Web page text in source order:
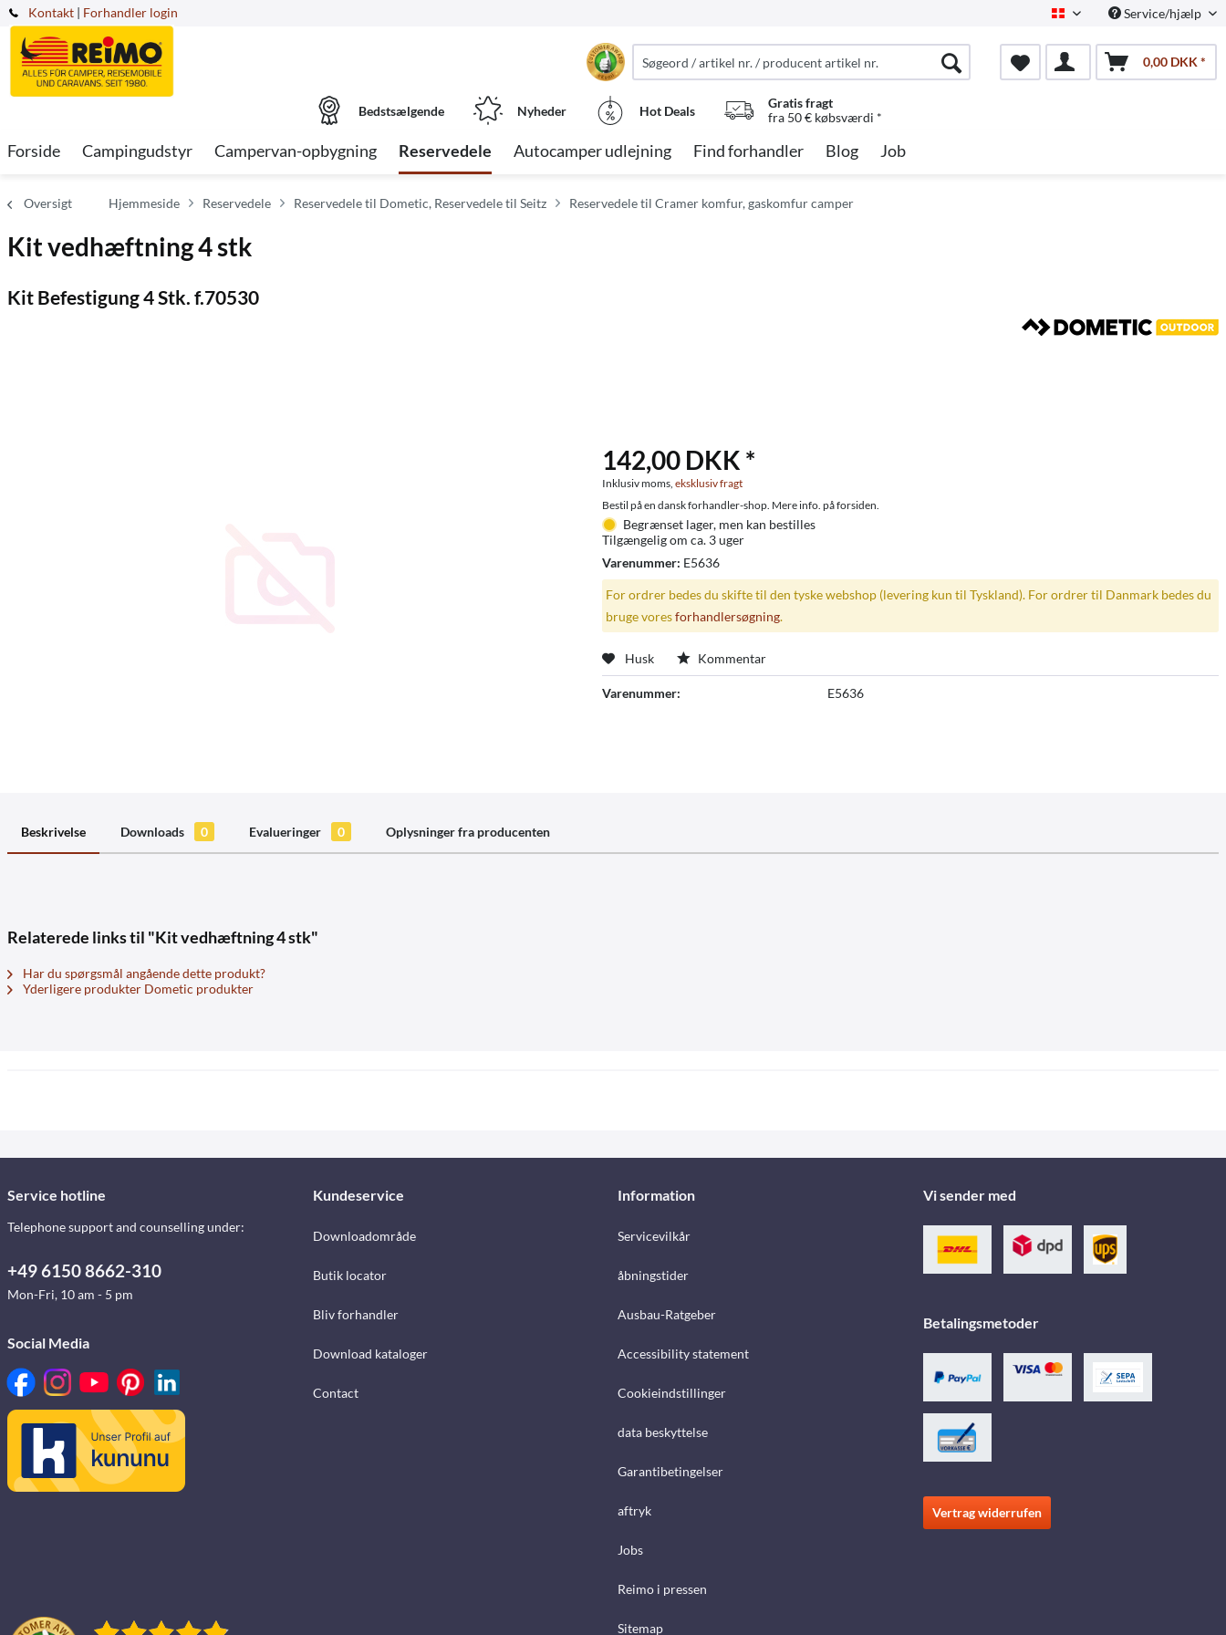
Kontakt Dansk Service/hjælp
| Forhandler login
0,00 DKK *
Bedstsælgende Nyheder Hot Deals
Gratis fragt
fra 50 € købsværdi *
Forside Campingudstyr Campervan-opbygning Reservedele Autocamper udlejning Find forhandler Blog Job
Oversigt Hjemmeside Reservedele Reservedele til Dometic, Reservedele til Seitz Reservedele til Cramer komfur, gaskomfur camper
Kit vedhæftning 4 stk
Kit Befestigung 4 Stk. f.70530
142,00 DKK *
Inklusiv moms, eksklusiv fragt
Bestil på en dansk forhandler-shop. Mere info. på forsiden.
Begrænset lager, men kan bestilles
Tilgængelig om ca. 3 uger
Varenummer: E5636
For ordrer bedes du skifte til den tyske webshop (levering kun til Tyskland). For ordrer til Danmark bedes du
bruge voresforhandlersøgning.
Husk Kommentar
Varenummer: E5636
Beskrivelse Downloads 0 Evalueringer 0 Oplysninger fra producenten
Relaterede links til "Kit vedhæftning 4 stk"
Har du spørgsmål angående dette produkt?
Yderligere produkter Dometic produkter
Service hotline
Telephone support and counselling under:
+49 6150 8662-310
Mon-Fri, 10 am - 5 pm
Social Media
Kundeservice
Downloadområde
Butik locator
Bliv forhandler
Download kataloger
Contact
Information
Servicevilkår
åbningstider
Ausbau-Ratgeber
Accessibility statement
Cookieindstillinger
data beskyttelse
Garantibetingelser
aftryk
Jobs
Reimo i pressen
Sitemap
Vi sender med
Betalingsmetoder
Vertrag widerrufen